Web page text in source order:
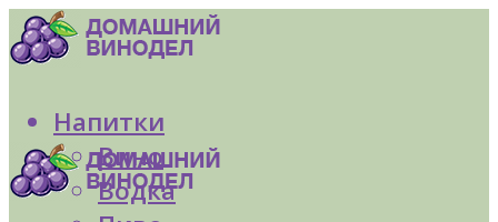
Напитки
Вино
Водка